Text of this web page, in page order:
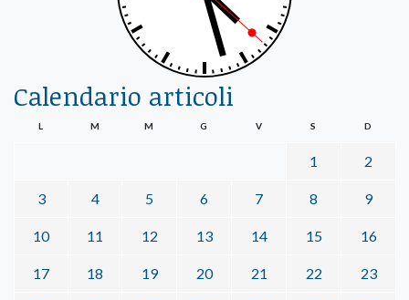
Calendario articoli
L M M G V S D
1 2
3 4 5 6 7 8 9
10 11 12 13 14 15 16
17 18 19 20 21 22 23